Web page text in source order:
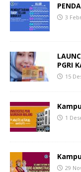
3
PGRI
15
1
29